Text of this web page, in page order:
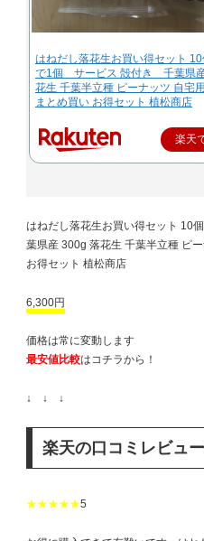
はねだし落花生お買い得セット
で1個 サービス 殻付き 千葉県
花生 千葉半立種 ピーナッツ 自
まとめ買い お得セット 植松商店
楽天
はねだし落花生お買い得セット
葉県産 300g 落花生 千葉半立種 ピ
お得セット 植松商店
6,300円
価格は常に変動します
最安値比較はコチラから！
↓ ↓ ↓
楽天の口コミレビュー
★★★★★5